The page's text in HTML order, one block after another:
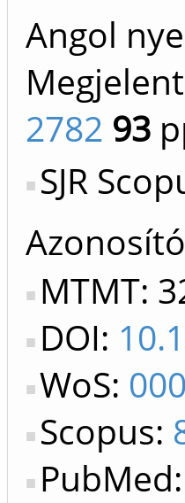
Angol
2782 93
SJR
MTMT:
DOI:
WoS:
Scopus:
PubMed: